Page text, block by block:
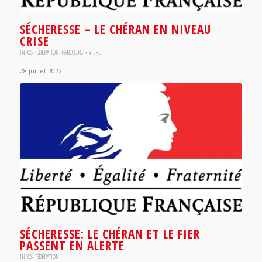
SÉCHERESSE – LE CHÉRAN EN NIVEAU
CRISE
INFOS FÉDÉRATION, PARCOURS RIVIÈRE
28 juillet 2022
SÉCHERESSE: LE CHÉRAN ET LE FIER
PASSENT EN ALERTE
INFOS FÉDÉRATION